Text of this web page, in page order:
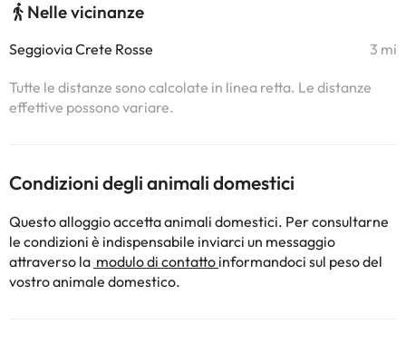
Nelle vicinanze
Seggiovia Crete Rosse 3 mi
Tutte le distanze sono calcolate in linea retta. Le distanze
effettive possono variare.
Condizioni degli animali domestici
Questo alloggio accetta animali domestici. Per consultarne
le condizioni è indispensabile inviarci un messaggio
attraverso la modulo di contatto informandoci sul peso del
vostro animale domestico.